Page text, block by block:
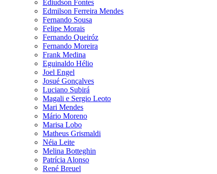
Ediudson Fontes
Edmilson Ferreira Mendes
Fernando Sousa
Felipe Morais
Fernando Queiróz
Fernando Moreira
Frank Medina
Eguinaldo Hélio
Joel Engel
Josué Gonçalves
Luciano Subirá
Magali e Sergio Leoto
Mari Mendes
Mário Moreno
Marisa Lobo
Matheus Grismaldi
Néia Leite
Melina Botteghin
Patrícia Alonso
René Breuel